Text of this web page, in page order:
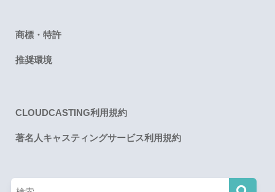
商標・特許
推奨環境
CLOUDCASTING利用規約
著名人キャスティングサービス利用規約